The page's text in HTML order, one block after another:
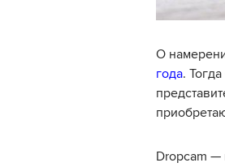
О
года.
Dropcam —